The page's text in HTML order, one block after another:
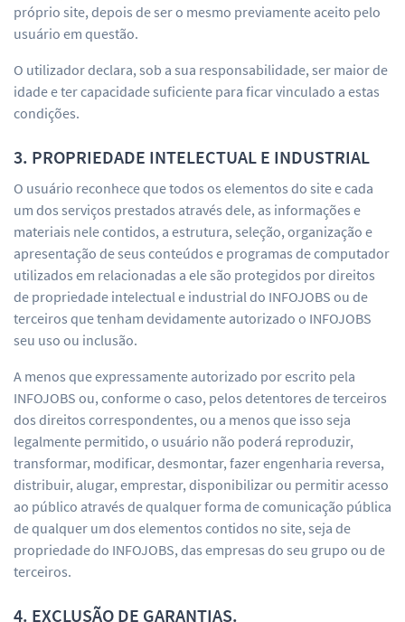
próprio site, depois de ser o mesmo previamente aceito pelo
usuário em questão.
O utilizador declara, sob a sua responsabilidade, ser maior de
idade e ter capacidade suficiente para ficar vinculado a estas
condições.
3. PROPRIEDADE INTELECTUAL E INDUSTRIAL
O usuário reconhece que todos os elementos do site e cada
um dos serviços prestados através dele, as informações e
materiais nele contidos, a estrutura, seleção, organização e
apresentação de seus conteúdos e programas de computador
utilizados em relacionadas a ele são protegidos por direitos
de propriedade intelectual e industrial do INFOJOBS ou de
terceiros que tenham devidamente autorizado o INFOJOBS
seu uso ou inclusão.
A menos que expressamente autorizado por escrito pela
INFOJOBS ou, conforme o caso, pelos detentores de terceiros
dos direitos correspondentes, ou a menos que isso seja
legalmente permitido, o usuário não poderá reproduzir,
transformar, modificar, desmontar, fazer engenharia reversa,
distribuir, alugar, emprestar, disponibilizar ou permitir acesso
ao público através de qualquer forma de comunicação pública
de qualquer um dos elementos contidos no site, seja de
propriedade do INFOJOBS, das empresas do seu grupo ou de
terceiros.
4. EXCLUSÃO DE GARANTIAS.